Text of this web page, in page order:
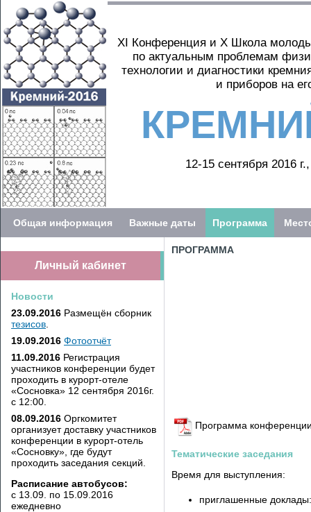
XI Конференция и X Школа
по актуальным проблемам
технологии и диагностики
и приборов на
12-15 сентября 2016
Общая информация Важные даты Программа
Личный кабинет
Новости
23.09.2016 Размещён сборник
тезисов
19.09.2016 Фотоотчёт
11.09.2016 Регистрация
участников конференции будет
проходить в курорт-отеле
«Сосновка» 12 сентября 2016г.
с 12:00.
08.09.2016 Оргкомитет
организует доставку участников
конференции в курорт-отель
«Сосновку», где будут
проходить заседания секций.
Расписание автобусов:
с 13.09. по 15.09.2016
ежедневно
ПРОГРАММА
Программа
Тематические заседания
Время для выступления:
приглашенные